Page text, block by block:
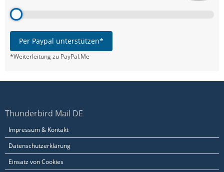
Per Paypal unterstützen*
*Weiterleitung zu PayPal.Me
Thunderbird Mail DE
Impressum & Kontakt
Datenschutzerklärung
Einsatz von Cookies